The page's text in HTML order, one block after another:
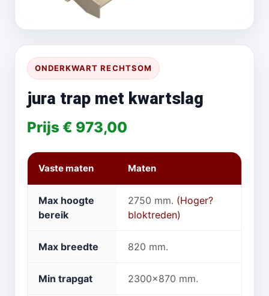
ONDERKWART RECHTSOM
jura trap met kwartslag
Prijs € 973,00
Vaste maten Maten
Max hoogte
bereik
2750 mm. (Hoger?
bloktreden)
Max breedte 820 mm.
Min trapgat 2300x870 mm.